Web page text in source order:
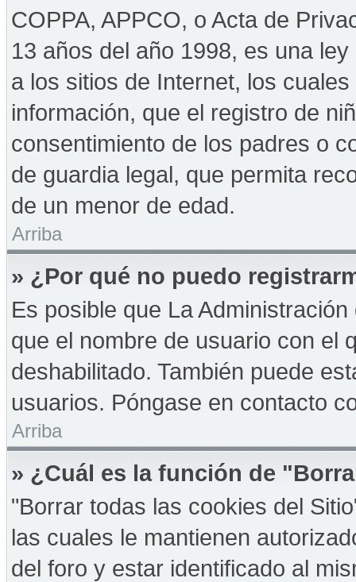
COPPA, APPCO, o Acta de
13 años del año 1998, es una
a los sitios de Internet, los
información, que el registro de
consentimiento de los padres o
de guardia legal, que permita
de un menor de edad.
Arriba
» ¿Por qué no puedo
Es posible que La
que el nombre de usuario con el
deshabilitado. También puede
usuarios. Póngase en contacto
Arriba
» ¿Cuál es la función de
"Borrar todas las cookies del
las cuales le mantienen
del foro y estar identificado al